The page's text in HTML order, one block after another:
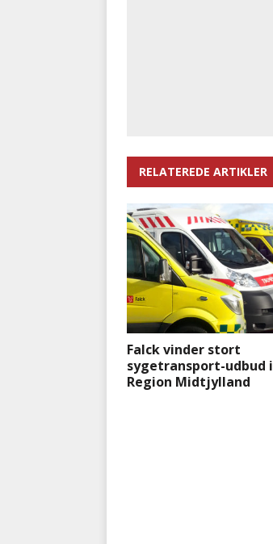
RELATEREDE ARTIKLER
Falck vinder stort
sygetransport-udbud i
Region Midtjylland